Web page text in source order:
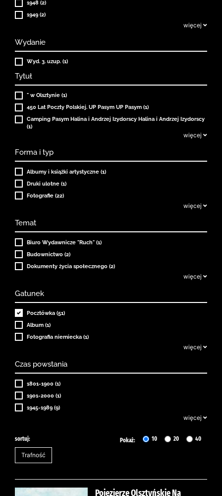
1948 (2)
1949 (2)
więcej
Wydanie
Wyd. 3. uzup. (1)
Tytuł
" w Olsztynie (1)
450 Lat Poczty Polskiej. UP Pasym UP Pasym (1)
Camping Pasym Halina i Andrzej Izydorscy Halina i Andrzej Izydorscy
(1)
więcej
Forma i typ
Albumy i książki artystyczne (1)
Druki ulotne (1)
Fotografie (22)
więcej
Temat
Biuro Wydawnicze "Ruch" (1)
Budownictwo (2)
Dokumenty życia społecznego (2)
więcej
Gatunek
Pocztówka (51)
Album (1)
Fotografia niemiecka (1)
więcej
Czas powstania
1801-1900 (1)
1901-2000 (1)
1945-1989 (9)
więcej
sortuj: Pokaż: 10 20 40
Pojezierze Olsztyńskie Na